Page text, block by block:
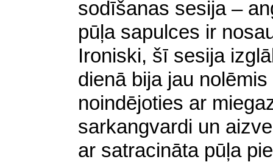
sodīšanas sesija –
pūļa sapulces ir
Ironiski, šī sesija
dienā bija jau
noindējoties ar
sarkangvardi un
ar satracināta pūļa